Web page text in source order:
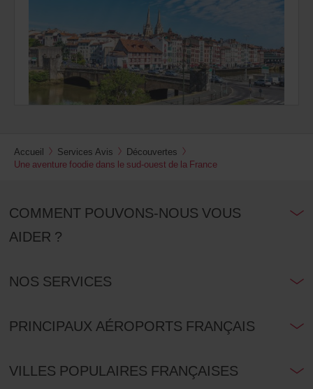
Accueil Services Avis
Découvertes
Une aventure foodie dans le sud-ouest de la France
COMMENT POUVONS-NOUS VOUS
AIDER ?
NOS SERVICES
PRINCIPAUX AÉROPORTS FRANÇAIS
VILLES POPULAIRES FRANÇAISES